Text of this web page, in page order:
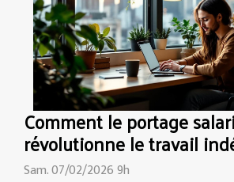
Comment le portage
révolutionne le travail
Sam. 07/02/2026 9h